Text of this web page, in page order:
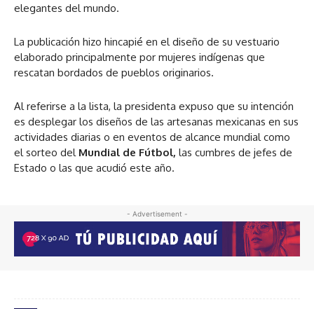
elegantes del mundo.
La publicación hizo hincapié en el diseño de su vestuario
elaborado principalmente por mujeres indígenas que
rescatan bordados de pueblos originarios.
Al referirse a la lista, la presidenta expuso que su intención
es desplegar los diseños de las artesanas mexicanas en sus
actividades diarias o en eventos de alcance mundial como
el sorteo del Mundial de Fútbol, las cumbres de jefes de
Estado o las que acudió este año.
- Advertisement -